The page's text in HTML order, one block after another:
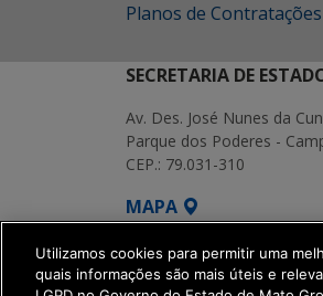
Planos de
SECRETARIA DE
Av. Des. José Nunes da
Parque dos Poderes -
CEP.: 79.031-310
MAPA
SETDIG | Secretaria-
Utilizamos cookies para permitir uma
quais informações são mais úteis e